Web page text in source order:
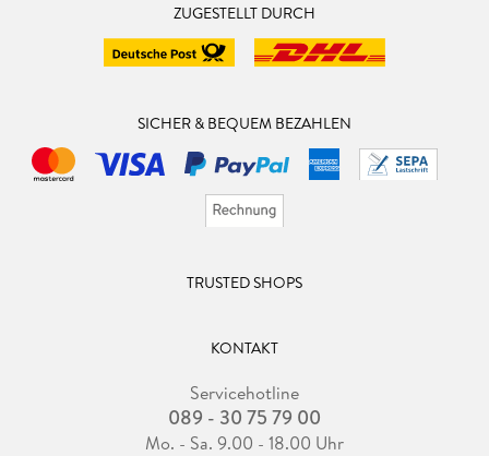
ZUGESTELLT DURCH
SICHER & BEQUEM BEZAHLEN
TRUSTED SHOPS
KONTAKT
Servicehotline
089 - 30 75 79 00
Mo. - Sa. 9.00 - 18.00 Uhr